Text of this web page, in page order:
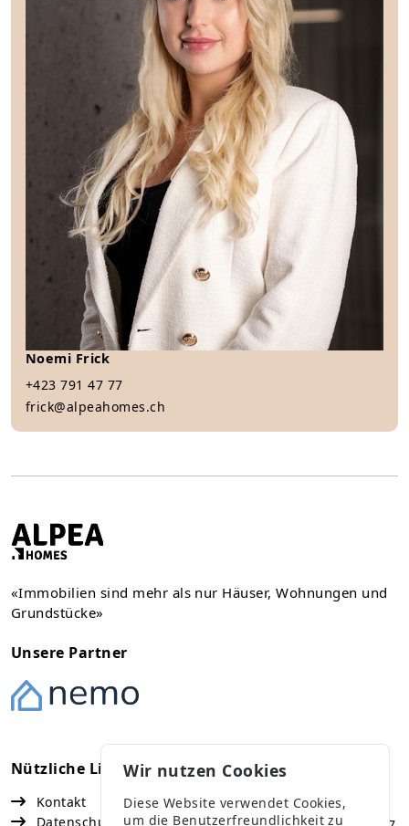
Noemi Frick
+423 791 47 77
frick@alpeahomes.ch
«Immobilien sind mehr als nur Häuser, Wohnungen und
Grundstücke»
Unsere Partner
Nützliche Links
Kontakt
Datenschutz
Kontakt
Vaduz
Wir nutzen Cookies
Diese Website verwendet Cookies,
um die Benutzerfreundlichkeit zu